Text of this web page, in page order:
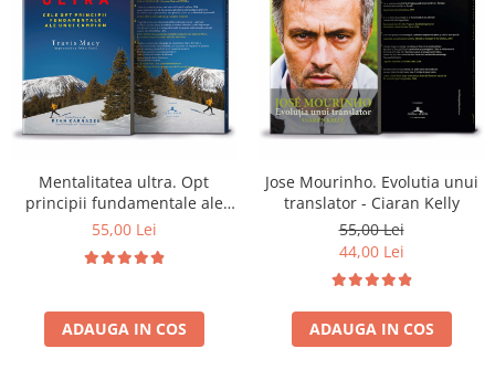
Mentalitatea ultra. Opt
principii fundamentale ale
unui campion - Travis Macy
55,00 Lei
ADAUGA IN COS
Jose Mourinho. Evolutia unui
translator - Ciaran Kelly
55,00 Lei
44,00 Lei
ADAUGA IN COS